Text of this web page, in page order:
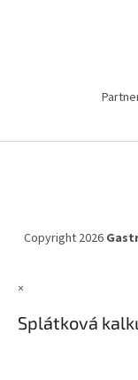
Copyright 2026
×
Splátková